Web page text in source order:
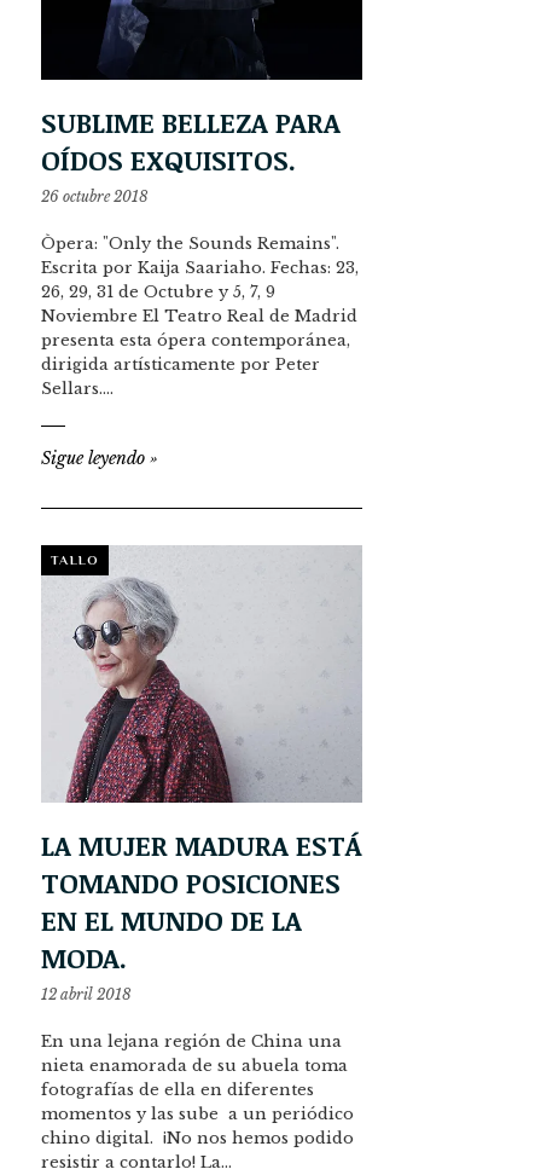
SUBLIME BELLEZA PARA
OÍDOS EXQUISITOS.
26 octubre 2018
Òpera: "Only the Sounds Remains".
Escrita por Kaija Saariaho. Fechas: 23,
26, 29, 31 de Octubre y 5, 7, 9
Noviembre El Teatro Real de Madrid
presenta esta ópera contemporánea,
dirigida artísticamente por Peter
Sellars.…
Sigue leyendo »
TALLO
LA MUJER MADURA ESTÁ
TOMANDO POSICIONES
EN EL MUNDO DE LA
MODA.
12 abril 2018
En una lejana región de China una
nieta enamorada de su abuela toma
fotografías de ella en diferentes
momentos y las sube a un periódico
chino digital. ¡No nos hemos podido
resistir a contarlo! La…